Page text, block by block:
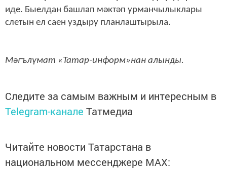
иде. Быелдан башлап мәктәп урманчылыклары
слетын ел саен уздыру планлаштырыла.
Мәгълүмат «Татар-информ»нан алынды.
Следите за самым важным и интересным в
Telegram-канале Татмедиа
Читайте новости Татарстана в
национальном мессенджере MАХ: